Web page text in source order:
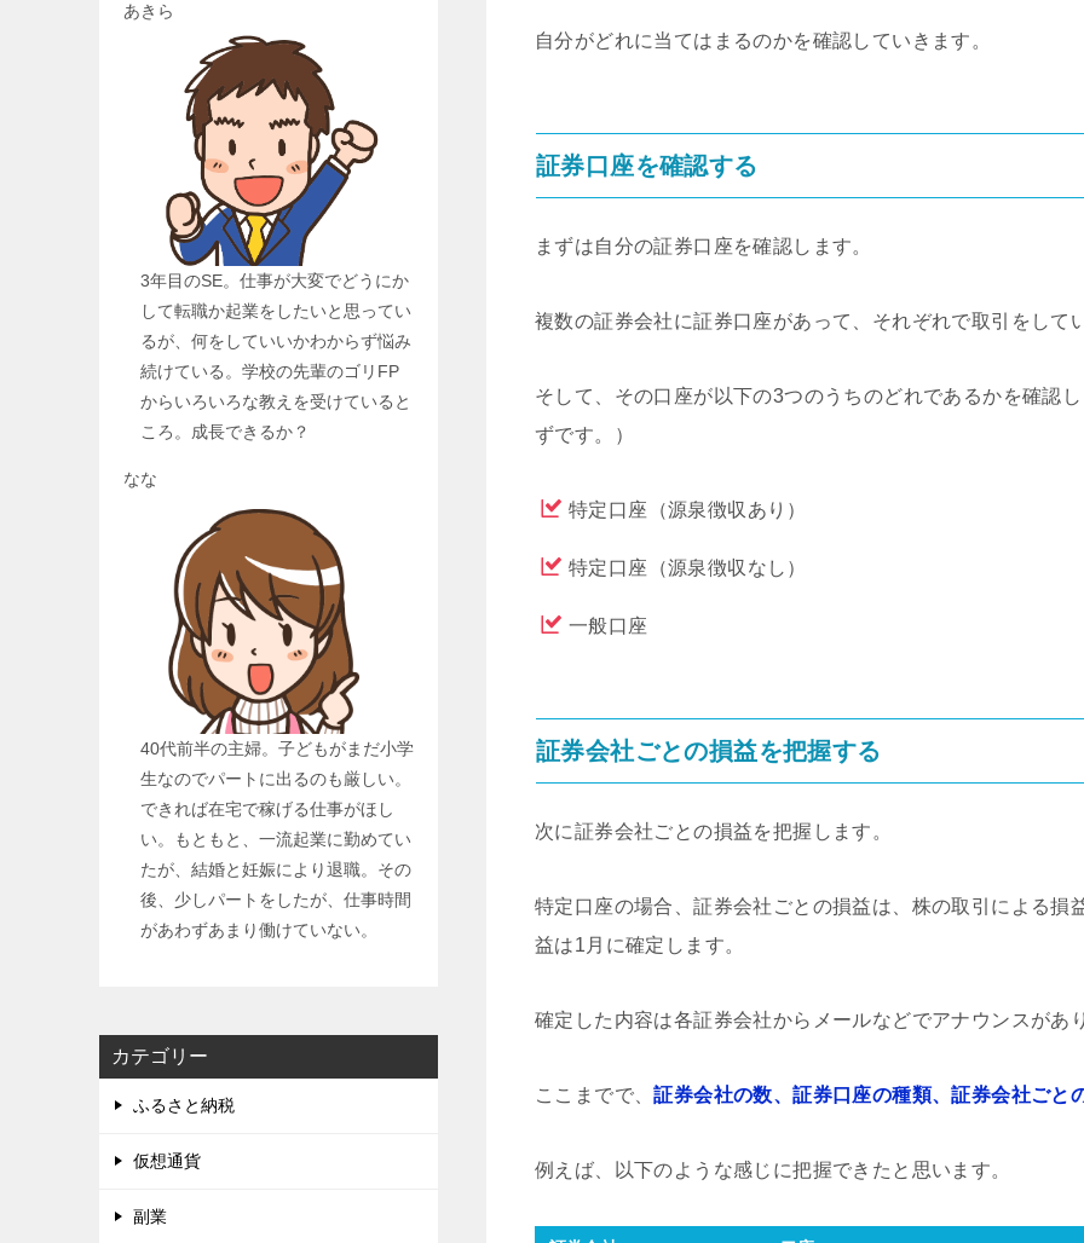
自分がどれに当てはまるのかを確認していきます。
証券口座を確認する
まずは自分の証券口座を確認します。
複数の証券会社に証券口座があって、それぞれで取引をして
そして、その口座が以下の3つのうちのどれであるかを確認
ずです。）
特定口座（源泉徴収あり）
特定口座（源泉徴収なし）
一般口座
証券会社ごとの損益を把握する
次に証券会社ごとの損益を把握します。
特定口座の場合、証券会社ごとの損益は、株の取引による損
益は1月に確定します。
確定した内容は各証券会社からメールなどでアナウンスがあ
ここまでで、証券会社の数、証券口座の種類、証券会社ごと
例えば、以下のような感じに把握できたと思います。
あきら
3年目のSE。仕事が大変でどうにか
して転職か起業をしたいと思ってい
るが、何をしていいかわからず悩み
続けている。学校の先輩のゴリFP
からいろいろな教えを受けていると
ころ。成長できるか？
なな
40代前半の主婦。子どもがまだ小学
生なのでパートに出るのも厳しい。
できれば在宅で稼げる仕事がほし
い。もともと、一流起業に勤めてい
たが、結婚と妊娠により退職。その
後、少しパートをしたが、仕事時間
があわずあまり働けていない。
カテゴリー
ふるさと納税
仮想通貨
副業